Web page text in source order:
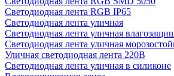
Светодиодная лента RGB IP65
Светодиодная лента уличная
Светодиодная лента уличная
Светодиодная лента уличная
Уличная светодиодная лента 220В
Светодиодная лента уличная в силиконе